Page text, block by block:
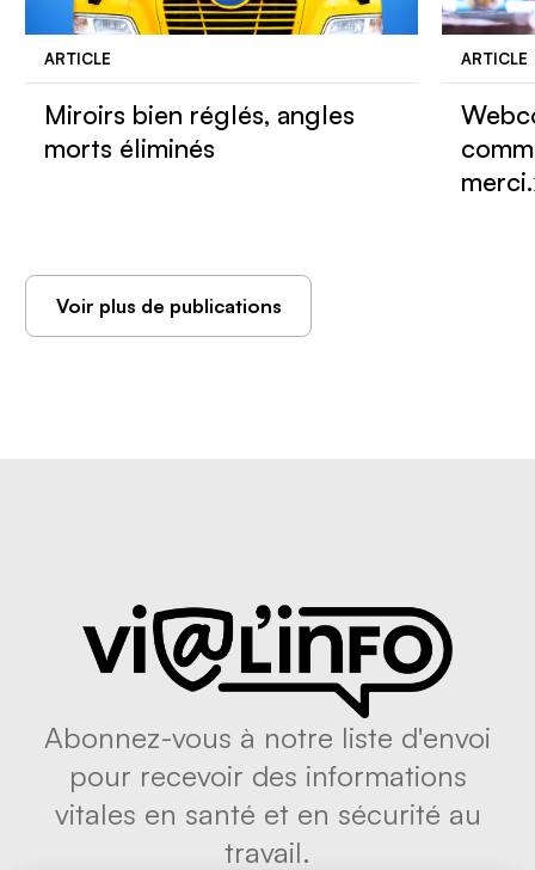
ARTICLE
Miroirs bien réglés, angles
morts éliminés
ARTICLE
Voir plus de publications
Abonnez-vous à notre liste d'envoi
pour recevoir des informations
vitales en santé et en sécurité au
travail.